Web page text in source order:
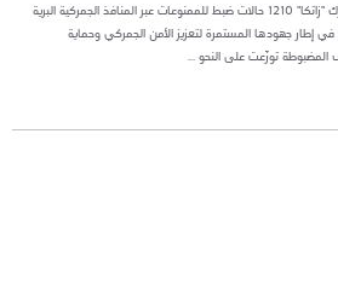
رصدت هيئة الزكاة والضريبة والجمارك "زاتكا" 1210 حالات ضبط للممنوعات عبر المنافذ الجمركية البرية
في إطار جهودها المستمرة لتعزيز الأمن الجمركي وحماية
المضبوطة توزّعت على النحو ...